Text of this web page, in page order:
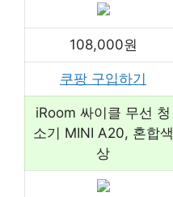
108,000원
쿠팡 구입하기
iRoom 싸이클 무선 청
소기 MINI A20, 혼합색
상